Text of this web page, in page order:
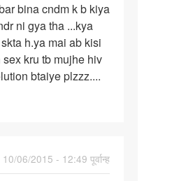
bina cndm k b kiya
ni gya tha ...kya
h.ya mai ab kisi
kru tb mujhe hiv
btaiye plzzz....
06/2015 - 12:49 पूर्वान्ह